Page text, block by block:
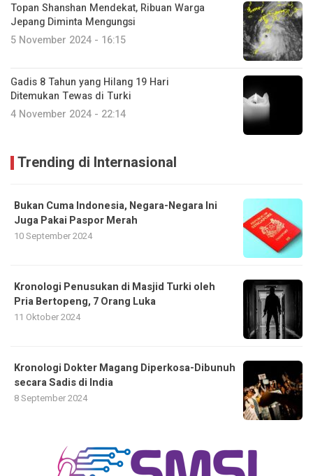
Topan Shanshan Mendekat, Ribuan Warga
Jepang Diminta Mengungsi
5 November 2024 - 16:15
Gadis 8 Tahun yang Hilang 19 Hari
Ditemukan Tewas di Turki
4 November 2024 - 22:14
Trending di Internasional
Bukan Cuma Indonesia, Negara-Negara Ini
Juga Pakai Paspor Merah
10 September 2024
Kronologi Penusukan di Masjid Turki oleh
Pria Bertopeng, 7 Orang Luka
11 Oktober 2024
Kronologi Dokter Magang Diperkosa-Dibunuh
secara Sadis di India
8 September 2024